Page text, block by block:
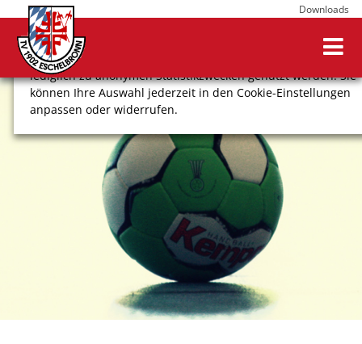
Wir verwenden Cookies, um Ihnen ein optimales
Webseitenerlebnis zu bieten. Dazu zählen Cookies, die für
den Betrieb der Seite notwendig sind, sowie solche, die
lediglich zu anonymen Statistikzwecken genutzt werden. Sie
können Ihre Auswahl jederzeit in den Cookie-Einstellungen
anpassen oder widerrufen.
COOKIE-EINSTELLUNGEN
ALLE ABLEHNEN
ALLE AUSWÄHLEN
Downloads